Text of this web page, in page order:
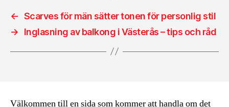
← Scarves för män sätter tonen för personlig stil
→
Inglasning av balkong i Västerås – tips och råd
Välkommen till en sida som kommer att handla om det